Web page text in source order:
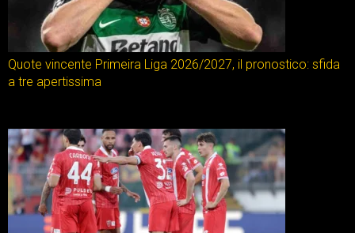
Quote vincente Primeira Liga 2026/2027, il pronostico: sfida
a tre apertissima